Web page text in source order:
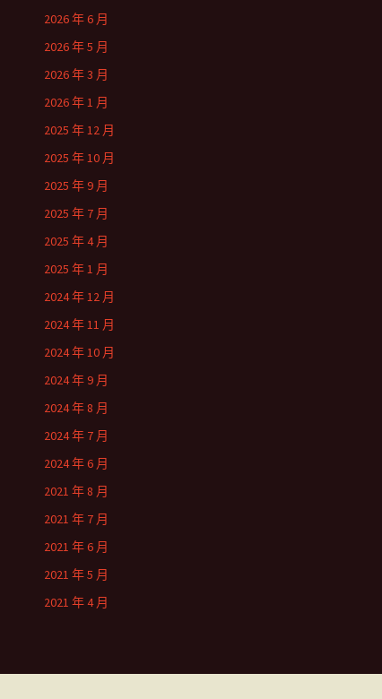
2026 年 6 月
2026 年 5 月
2026 年 3 月
2026 年 1 月
2025 年 12 月
2025 年 10 月
2025 年 9 月
2025 年 7 月
2025 年 4 月
2025 年 1 月
2024 年 12 月
2024 年 11 月
2024 年 10 月
2024 年 9 月
2024 年 8 月
2024 年 7 月
2024 年 6 月
2021 年 8 月
2021 年 7 月
2021 年 6 月
2021 年 5 月
2021 年 4 月